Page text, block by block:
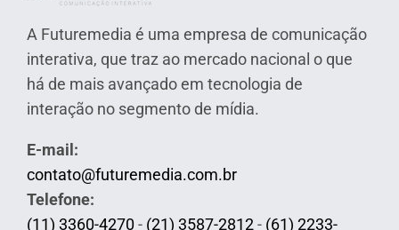
A Futuremedia é uma empresa de comunicação
interativa, que traz ao mercado nacional o que
há de mais avançado em tecnologia de
interação no segmento de mídia.
E-mail:
contato@futuremedia.com.br
Telefone:
(11) 3360-4270 - (21) 3587-2812- (61) 2233-